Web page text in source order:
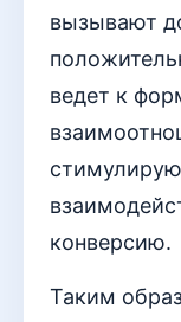
вызывают
ведет к
конверсию.
Таким